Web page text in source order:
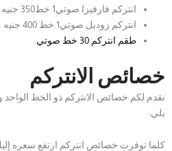
انتركم فارفيزا صوتي1 خط350 جنيه مصري
انتركم زوديل صوتي1 خط 400 جنيه مصري
طقم انتركم 30 خط صوتي
خصائص الانتركم
نقدم لكم خصائص الانتركم ذو الخط الواحد
يلي:
كلما توفرت خصائص انتركم ارتفع سعره